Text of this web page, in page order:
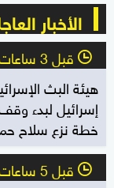
الأخبار
l قبل 3 ساعات
هيئة البث
إسرائيل لبدء
خطة نزع سلاح
l قبل 5 ساعات